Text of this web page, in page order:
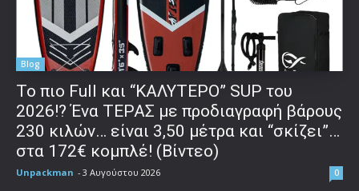
Blog
To πιο Full και “ΚΑΛΥΤΕΡΟ” SUP του
2026!? Ένα ΤΕΡΑΣ με προδιαγραφή βάρους
230 κιλών… είναι 3,50 μέτρα και “σκίζει”…
στα 172€ κομπλέ! (Βίντεο)
Unpackman - 3 Αυγούστου 2026 0